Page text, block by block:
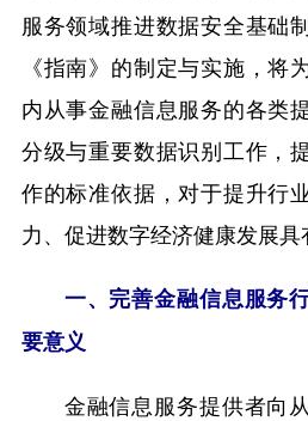
服务领域推进数据安全基础
《指南》的制定与实施，将
内从事金融信息服务的各类
分级与重要数据识别工作，
作的标准依据，对于提升行
力、促进数字经济健康发展具
一、完善金融信息服务
要意义
金融信息服务提供者向